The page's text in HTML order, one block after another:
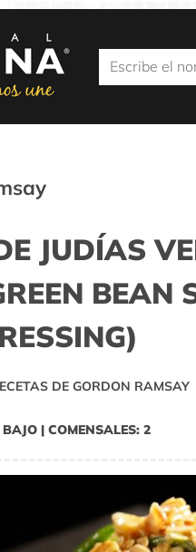
JUDÍAS
BEAN
DE GORDON RAMSAY
| COMENSALES: 2